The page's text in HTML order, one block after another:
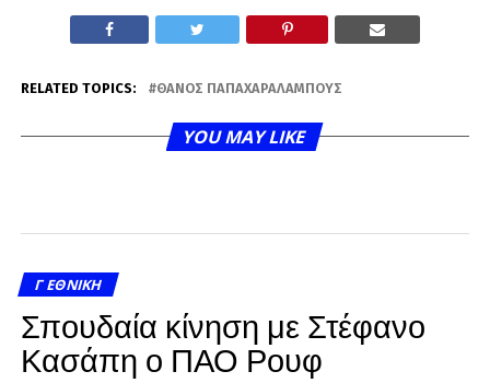
RELATED TOPICS: ΘΆΝΟΣ ΠΑΠΑΧΑΡΑΛΆΜΠΟΥΣ
YOU MAY LIKE
Γ ΕΘΝΙΚΉ
Σπουδαία κίνηση με Στέφανο
Κασάπη ο ΠΑΟ Ρουφ